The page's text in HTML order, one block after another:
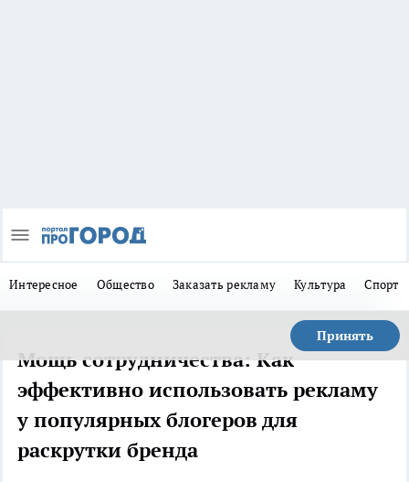
Интересное Общество Заказать рекламу Культура Спорт
Принять
Мощь сотрудничества: Как
эффективно использовать рекламу
у популярных блогеров для
раскрутки бренда